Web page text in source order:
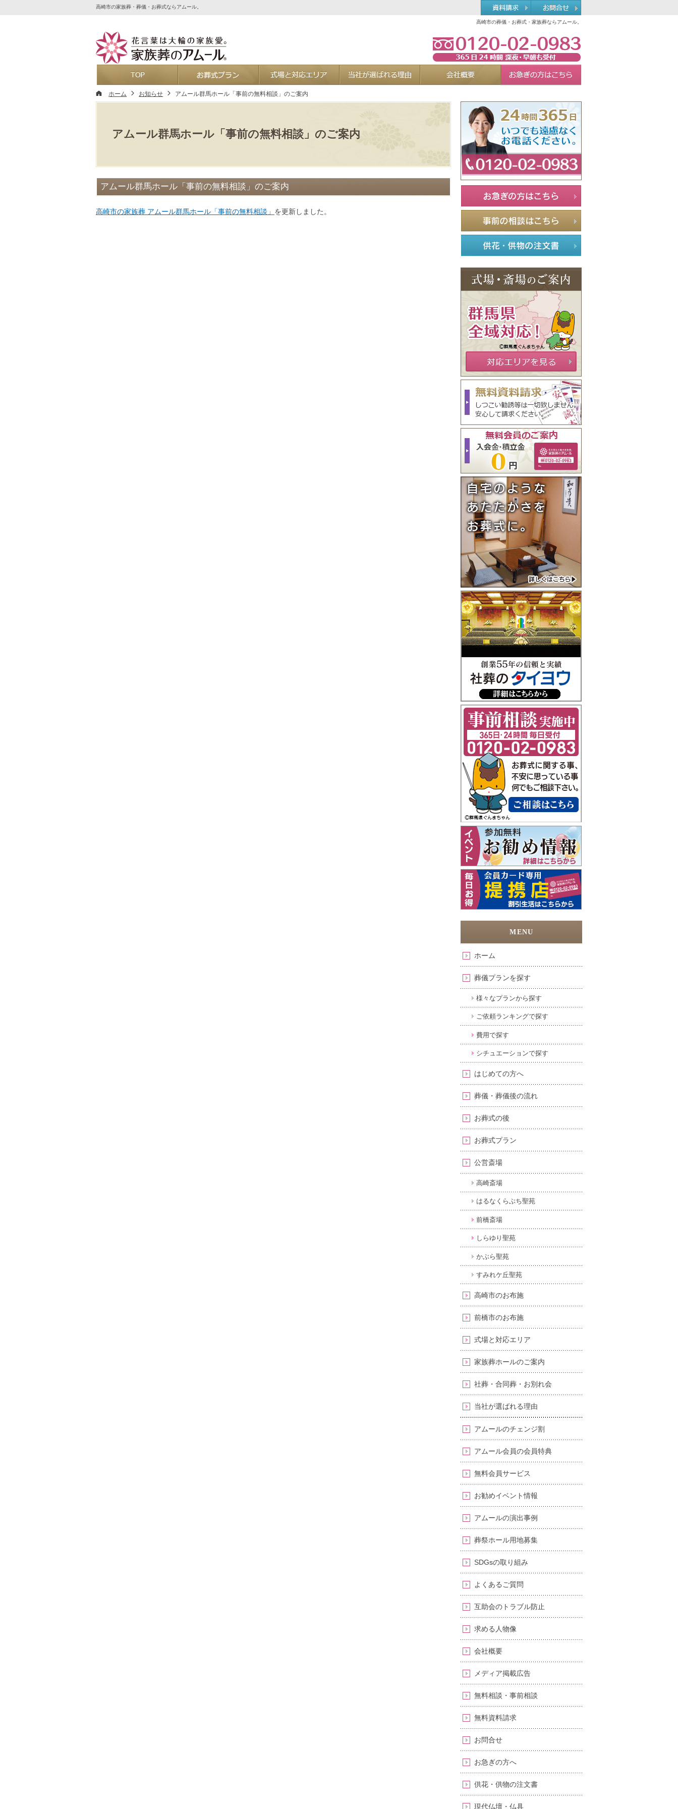
アムール群馬ホール「事前の無料相談」のご案内
高崎市の葬儀・お葬式・家族葬ならアムール。
高崎市の家族葬・葬儀・お葬式ならアムール。
アムール群馬ホール「事前の無料相談」のご案内
高崎市の家族葬 アムール群馬ホール「事前の無料相談」 を更新しました。
ホーム
葬儀プランを探す
様々なプランから探す
ご依頼ランキングで探す
費用で探す
シチュエーションで探す
はじめての方へ
葬儀・葬儀後の流れ
お葬式の後
お葬式プラン
公営斎場
高崎斎場
はるなくらぶち聖苑
前橋斎場
しらゆり聖苑
かぶら聖苑
すみれケ丘聖苑
高崎市のお布施
前橋市のお布施
式場と対応エリア
家族葬ホールのご案内
社葬・合同葬・お別れ会
当社が選ばれる理由
アムールのチェンジ割
アムール会員の会員特典
無料会員サービス
お勧めイベント情報
アムールの演出事例
葬祭ホール用地募集
SDGsの取り組み
よくあるご質問
互助会のトラブル防止
求める人物像
会社概要
メディア掲載広告
無料相談・事前相談
無料資料請求
お問合せ
お急ぎの方へ
供花・供物の注文書
現代仏壇・仏具
ホーム お知らせ アムール群馬ホール「事前の無料相談」のご案内